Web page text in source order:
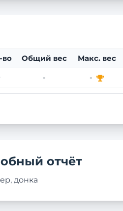
во Общий вес Макс. вес
- -
отчёт
донка